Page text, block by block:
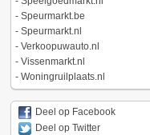
- Speurmarkt.be
- Speurmarkt.nl
- Verkoopuwauto.nl
- Vissenmarkt.nl
- Woningruilplaats.nl
Deel op Facebook
Deel op Twitter